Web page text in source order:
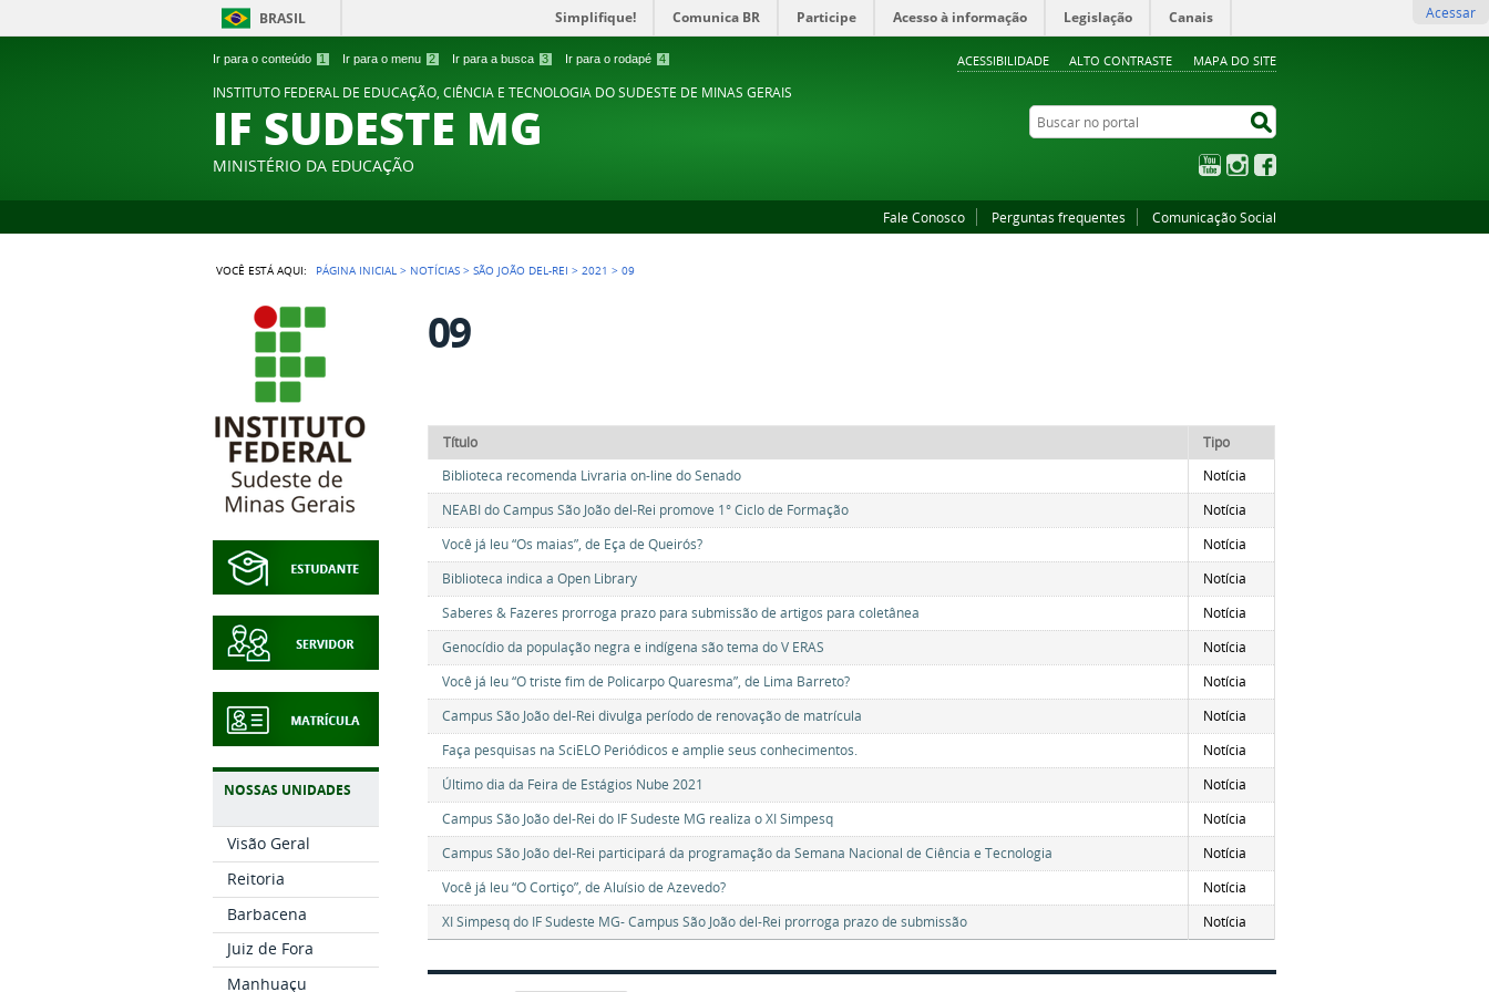
Ir para o conteúdo 1 Ir para o menu 2 Ir para a busca 3 Ir para o rodapé 4 ACESSIBILIDADE ALTO CONTRASTE MAPA DO SITE
BRASIL Simplifique! Comunica BR Participe Acesso à informação Legislação Canais Acessar
INSTITUTO FEDERAL DE EDUCAÇÃO, CIÊNCIA E TECNOLOGIA DO SUDESTE DE MINAS GERAIS
IF SUDESTE MG
MINISTÉRIO DA EDUCAÇÃO
Buscar no portal
YouTubeInstagram
Fale Conosco Perguntas frequentes Comunicação Social
VOCÊ ESTÁ AQUI: PÁGINA INICIAL > NOTÍCIAS >SÃO JOÃO DEL-REI >2021 >09
NOSSAS UNIDADES
Visão Geral
Reitoria
Barbacena
Juiz de Fora
Manhuaçu
09
Título
Tipo
Biblioteca recomenda Livraria on-line do Senado
Notícia
NEABI do Campus São João del-Rei promove 1° Ciclo de Formação
Notícia
Você já leu “Os maias”, de Eça de Queirós?
Notícia
Biblioteca indica a Open Library
Notícia
Saberes & Fazeres prorroga prazo para submissão de artigos para coletânea
Notícia
Genocídio da população negra e indígena são tema do V ERAS
Notícia
Você já leu “O triste fim de Policarpo Quaresma”, de Lima Barreto?
Notícia
Campus São João del-Rei divulga período de renovação de matrícula
Notícia
Faça pesquisas na SciELO Periódicos e amplie seus conhecimentos.
Notícia
Último dia da Feira de Estágios Nube 2021
Notícia
Campus São João del-Rei do IF Sudeste MG realiza o XI Simpesq
Notícia
Campus São João del-Rei participará da programação da Semana Nacional de Ciência e Tecnologia
Notícia
Você já leu “O Cortiço”, de Aluísio de Azevedo?
Notícia
XI Simpesq do IF Sudeste MG- Campus São João del-Rei prorroga prazo de submissão
Notícia